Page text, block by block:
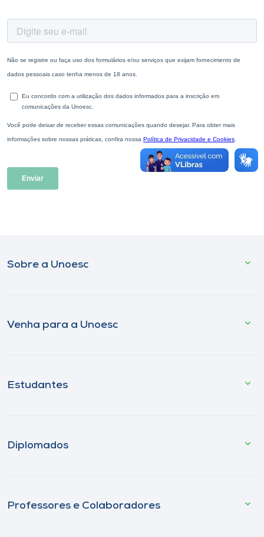
Sobre a Unoesc
Venha para a Unoesc
Estudantes
Diplomados
Professores e Colaboradores